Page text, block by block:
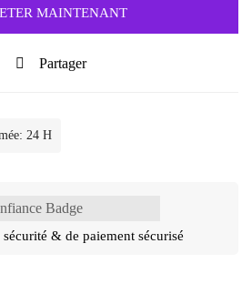
MAINTENANT
Partager
24 H
& de paiement sécurisé